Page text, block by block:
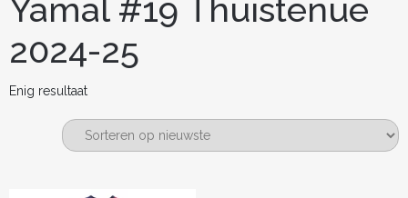
Yamal #19 Thuistenue
2024-25
Enig resultaat